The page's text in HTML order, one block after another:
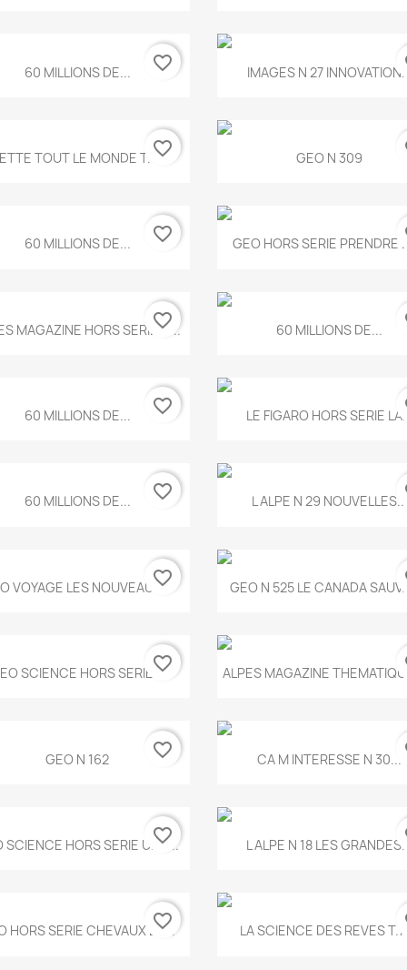
Aperçu rapide
60 MILLIONS DE... favorite_border Aperçu rapide
IMAGES N 27
Aperçu rapide
TOUT LE MONDE T.546
favorite_border Aperçu rapide
GEO N 309
Aperçu rapide
60 MILLIONS DE... favorite_border Aperçu rapide
GEO HORS SERIE PRENDRE
Aperçu rapide
MAGAZINE HORS SERIE N...
favorite_border Aperçu rapide
60 MILLIONS DE...
Aperçu rapide
60 MILLIONS DE... favorite_border Aperçu rapide
LE FIGARO HORS SERIE
Aperçu rapide
60 MILLIONS DE... favorite_border Aperçu rapide
L ALPE N 29 NOUVELLES...
Aperçu rapide
VOYAGE LES NOUVEAUX...
favorite_border Aperçu rapide
GEO N 525 LE CANADA
Aperçu rapide
SCIENCE HORS SERIE...
favorite_border Aperçu rapide
ALPES MAGAZINE
Aperçu rapide
GEO N 162 favorite_border Aperçu rapide
CA M INTERESSE N 30...
Aperçu rapide
SCIENCE HORS SERIE UNE...
favorite_border Aperçu rapide
L ALPE N 18 LES
Aperçu rapide
HORS SERIE CHEVAUX ET...
favorite_border Aperçu rapide
LA SCIENCE DES REVES